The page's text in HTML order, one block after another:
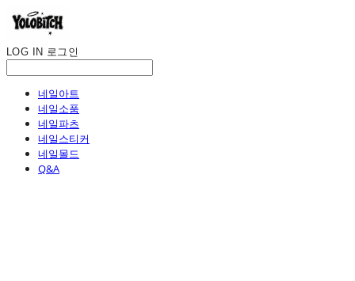
LOG IN 로그인
네일아트
네일소품
네일파츠
네일스티커
네일몰드
Q&A